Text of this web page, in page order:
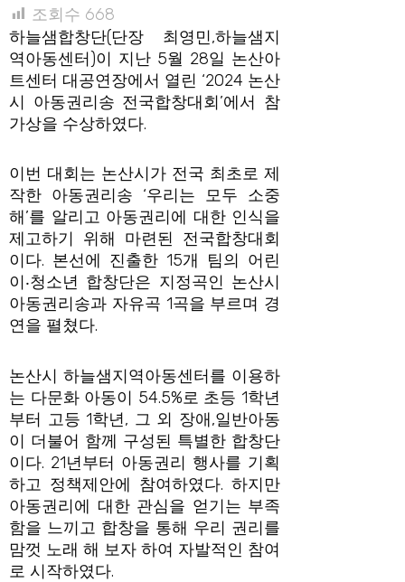
조회수 668
하늘샘합창단(단장 최영민,하늘샘지
역아동센터)이 지난 5월 28일 논산아
트센터 대공연장에서 열린 ‘2024 논산
시 아동권리송 전국합창대회’에서 참
가상을 수상하였다.
이번 대회는 논산시가 전국 최초로 제
작한 아동권리송 ‘우리는 모두 소중
해’를 알리고 아동권리에 대한 인식을
제고하기 위해 마련된 전국합창대회
이다. 본선에 진출한 15개 팀의 어린
이‧청소년 합창단은 지정곡인 논산시
아동권리송과 자유곡 1곡을 부르며 경
연을 펼쳤다.
논산시 하늘샘지역아동센터를 이용하
는 다문화 아동이 54.5%로 초등 1학년
부터 고등 1학년, 그 외 장애,일반아동
이 더불어 함께 구성된 특별한 합창단
이다. 21년부터 아동권리 행사를 기획
하고 정책제안에 참여하였다. 하지만
아동권리에 대한 관심을 얻기는 부족
함을 느끼고 합창을 통해 우리 권리를
맘껏 노래 해 보자 하여 자발적인 참여
로 시작하였다.